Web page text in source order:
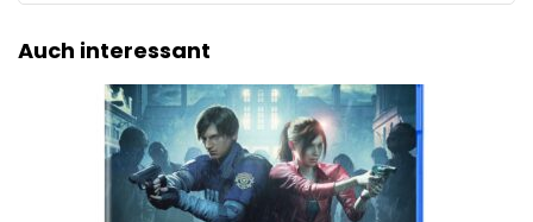
Auch interessant